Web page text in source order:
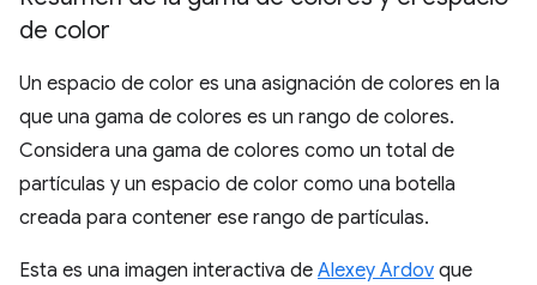
de color
Un espacio de color es una asignación de colores en la
que una gama de colores es un rango de colores.
Considera una gama de colores como un total de
partículas y un espacio de color como una botella
creada para contener ese rango de partículas.
Esta es una imagen interactiva de Alexey Ardov que